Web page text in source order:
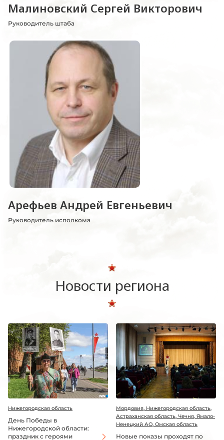
Малиновский Сергей Викторович
Руководитель штаба
Арефьев Андрей Евгеньевич
Руководитель исполкома
Новости региона
Нижегородская область
День Победы в
Нижегородской области:
праздник с героями
Мордовия, Нижегородская область,
Астраханская область, Чечня, Ямало-
Ненецкий АО, Омская область
Новые показы проходят по